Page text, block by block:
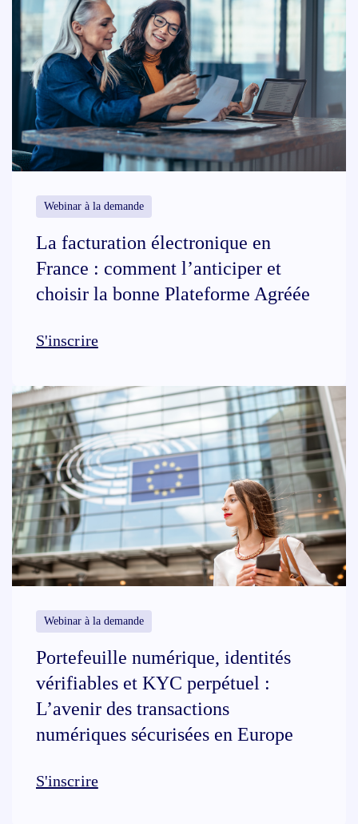
Webinar à la demande
La facturation électronique en
France : comment l’anticiper et
choisir la bonne Plateforme Agréée​
S'inscrire
Webinar à la demande
Portefeuille numérique, identités
vérifiables et KYC perpétuel :
L’avenir des transactions
numériques sécurisées en Europe
S'inscrire